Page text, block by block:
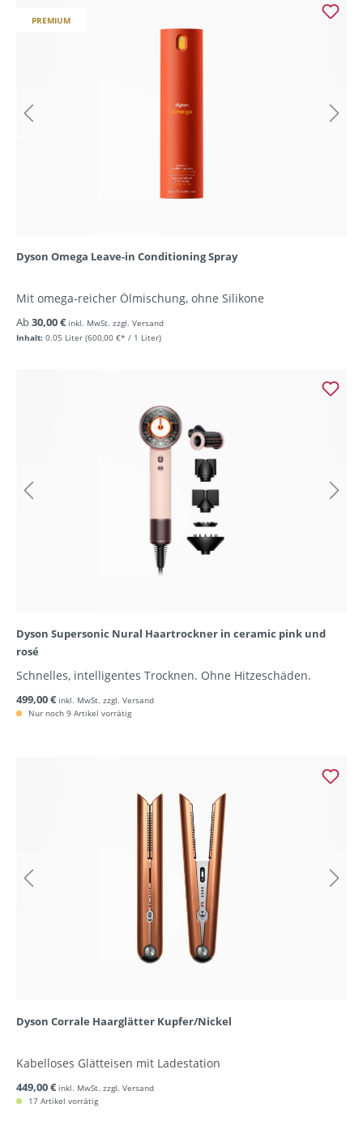
PREMIUM
Dyson Omega Leave-in Conditioning Spray
Mit omega-reicher Ölmischung, ohne Silikone
Inhalt: 0.05 Liter (600,00 €* / 1 Liter)
Ab30,00 € inkl. MwSt. zzgl. Versand
Dyson Supersonic Nural Haartrockner in ceramic pink und
rosé
Schnelles, intelligentes Trocknen. Ohne Hitzeschäden.
499,00 € inkl. MwSt. zzgl. Versand
Nur noch 9 Artikel vorrätig
Dyson Corrale Haarglätter Kupfer/Nickel
Kabelloses Glätteisen mit Ladestation
449,00 € inkl. MwSt. zzgl. Versand
17 Artikel vorrätig